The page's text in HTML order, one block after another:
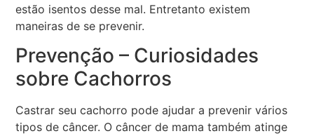
estão isentos desse mal. Entretanto existem
maneiras de se prevenir.
Prevenção – Curiosidades
sobre Cachorros
Castrar seu cachorro pode ajudar a prevenir vários
tipos de câncer. O câncer de mama também atinge